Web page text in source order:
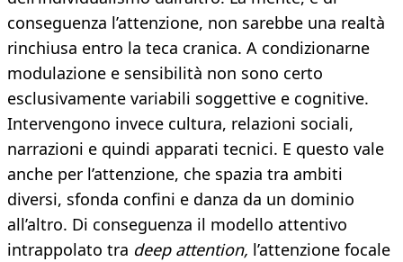
conseguenza l’attenzione, non sarebbe una realtà
rinchiusa entro la teca cranica. A condizionarne
modulazione e sensibilità non sono certo
esclusivamente variabili soggettive e cognitive.
Intervengono invece cultura, relazioni sociali,
narrazioni e quindi apparati tecnici. E questo vale
anche per l’attenzione, che spazia tra ambiti
diversi, sfonda confini e danza da un dominio
all’altro. Di conseguenza il modello attentivo
intrappolato tra deep attention, l’attenzione focale